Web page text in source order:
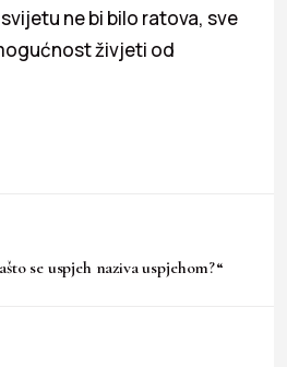
ne bi bilo ratova, sve
živjeti od
se uspjeh naziva uspjehom?“